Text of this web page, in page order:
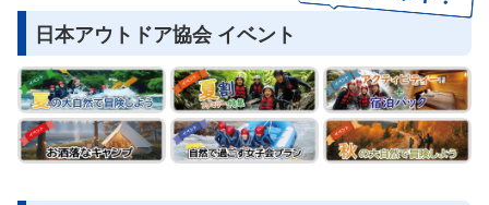
日本アウトドア協会 イベント